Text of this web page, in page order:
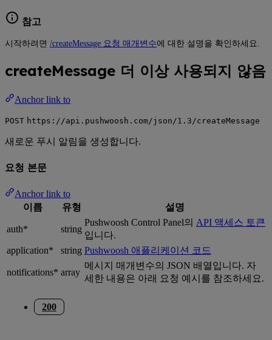
참고
시작하려면 /createMessage 요청 매개변수에 대한 설명을 확인하세요.
createMessage 더 이상 사용되지 않음
Anchor link to
POST https://api.pushwoosh.com/json/1.3/createMessage
새로운 푸시 알림을 생성합니다.
요청 본문
Anchor link to
이름
유형 설명
auth* string
Pushwoosh Control Panel의 API 액세스 토큰
입니다.
application*
string Pushwoosh 애플리케이션 코드
notifications* array
메시지 매개변수의 JSON 배열입니다. 자
세한 내용은 아래 요청 예시를 참조하세요.
200